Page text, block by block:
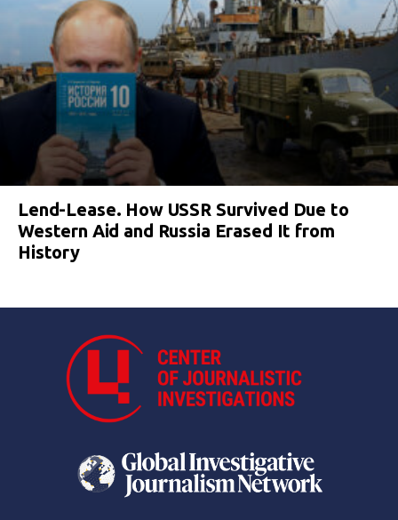
Lend-Lease. How USSR Survived Due to
Western Aid and Russia Erased It from
History